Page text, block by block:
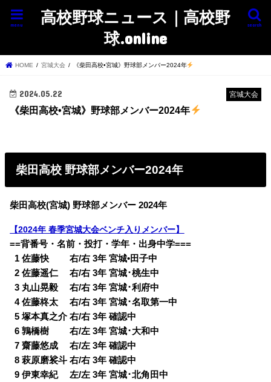
高校野球ニュース｜高校野
球.online
search
menu
HOME 宮城大会 《柴田高校•宮城》野球部メンバー2024年
宮城大会
2024.05.22
《柴田高校•宮城》野球部メンバー2024年
柴田高校 野球部メンバー2024年
柴田高校(宮城) 野球部メンバー 2024年
【2024年 春季宮城大会ベンチ入りメンバー】
==背番号・名前・投打・学年・出身中学===
1 佐藤快 右/右 3年 宮城•田子中
02 佐藤遥仁 右/右 3年 宮城･桃生中
03 丸山晃毅 右/右 3年 宮城･利府中
04 佐藤柊太 右/右 3年 宮城･名取第一中
05 塚本真之介 右/右 3年 確認中
06 鶉橋樹 右/左 3年 宮城･大和中
07 齋藤悠成 右/左 3年 確認中
08 萩原磨裟斗 右/右 3年 確認中
09 伊東幸紀 左/左 3年 宮城･北角田中